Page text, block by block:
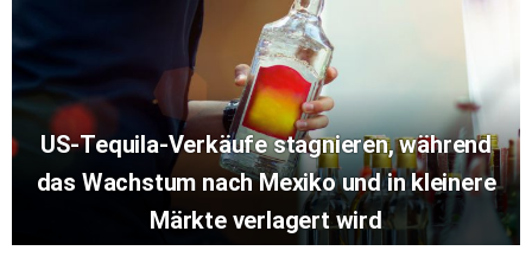
US-Tequila-Verkäufe stagnieren, während
das Wachstum nach Mexiko und in kleinere
Märkte verlagert wird